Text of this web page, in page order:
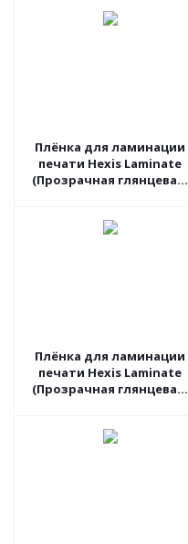
Плёнка для ламинации
печати Hexis Laminate
(Прозрачная глянцевая)
Плёнка для ламинации
печати Hexis Laminate
(Прозрачная глянцевая)